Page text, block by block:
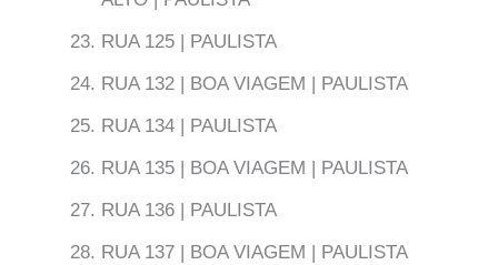
RUA 125 | PAULISTA
RUA 132 | BOA VIAGEM | PAULISTA
RUA 134 | PAULISTA
RUA 135 | BOA VIAGEM | PAULISTA
RUA 136 | PAULISTA
RUA 137 | BOA VIAGEM | PAULISTA